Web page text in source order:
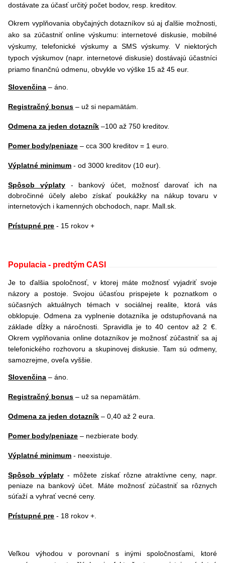
dostávate za účasť určitý počet bodov, resp. kreditov.
Okrem vyplňovania obyčajných dotazníkov sú aj ďalšie možnosti,
ako sa zúčastniť online výskumu: internetové diskusie, mobilné
výskumy, telefonické výskumy a SMS výskumy. V niektorých
typoch výskumov (napr. internetové diskusie) dostávajú účastníci
priamo finančnú odmenu, obvykle vo výške 15 až 45 eur.
Slovenčina – áno.
Registračný bonus – už si nepamätám.
Odmena za jeden dotazník –100 až 750 kreditov.
Pomer body/peniaze – cca 300 kreditov = 1 euro.
Výplatné minimum - od 3000 kreditov (10 eur).
Spôsob výplaty- bankový účet, možnosť darovať ich na
dobročinné účely alebo získať poukážky na nákup tovaru v
internetových i kamenných obchodoch, napr. Mall.sk.
Prístupné pre - 15 rokov +
Populacia - predtým CASI
Je to ďalšia spoločnosť, v ktorej máte možnosť vyjadriť svoje
názory a postoje. Svojou účasťou prispejete k poznatkom o
súčasných aktuálnych témach v sociálnej realite, ktorá vás
obklopuje. Odmena za vyplnenie dotazníka je odstupňovaná na
základe dĺžky a náročnosti. Spravidla je to 40 centov až 2 €.
Okrem vyplňovania online dotazníkov je možnosť zúčastniť sa aj
telefonického rozhovoru a skupinovej diskusie. Tam sú odmeny,
samozrejme, oveľa vyššie.
Slovenčina – áno.
Registračný bonus – už sa nepamätám.
Odmena za jeden dotazník – 0,40 až 2 eura.
Pomer body/peniaze – nezbierate body.
Výplatné minimum - neexistuje.
Spôsob výplaty- môžete získať rôzne atraktívne ceny, napr.
peniaze na bankový účet. Máte možnosť zúčastniť sa rôznych
súťaží a vyhrať vecné ceny.
Prístupné pre - 18 rokov +.
Veľkou výhodou v porovnaní s inými spoločnosťami, ktoré